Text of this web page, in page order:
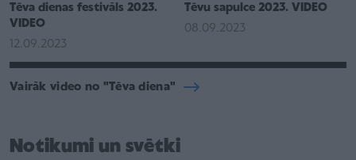
Tēva dienas festivāls 2023.
VIDEO
12.09.2023
Tēvu sapulce 2023. VIDEO
08.09.2023
Vairāk video no "Tēva diena"
Notikumi un svētki